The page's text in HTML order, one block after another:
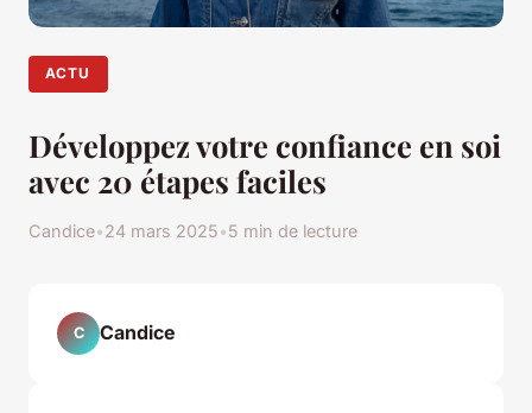
ACTU
Développez votre confiance en soi
avec 20 étapes faciles
Candice•24 mars 2025•5 min de lecture
C Candice